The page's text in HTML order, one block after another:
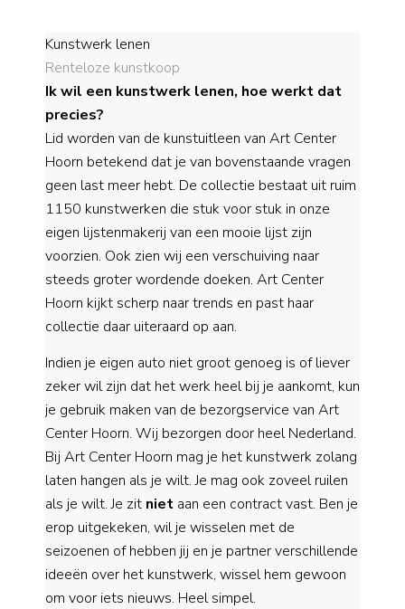
Kunstwerk lenen
Renteloze kunstkoop
Ik wil een kunstwerk lenen, hoe werkt dat
precies?
Lid worden van de kunstuitleen van Art Center
Hoorn betekend dat je van bovenstaande vragen
geen last meer hebt. De collectie bestaat uit ruim
1150 kunstwerken die stuk voor stuk in onze
eigen lijstenmakerij van een mooie lijst zijn
voorzien. Ook zien wij een verschuiving naar
steeds groter wordende doeken. Art Center
Hoorn kijkt scherp naar trends en past haar
collectie daar uiteraard op aan.
Indien je eigen auto niet groot genoeg is of liever
zeker wil zijn dat het werk heel bij je aankomt, kun
je gebruik maken van de bezorgservice van Art
Center Hoorn. Wij bezorgen door heel Nederland.
Bij Art Center Hoorn mag je het kunstwerk zolang
laten hangen als je wilt. Je mag ook zoveel ruilen
als je wilt. Je zit niet aan een contract vast. Ben je
erop uitgekeken, wil je wisselen met de
seizoenen of hebben jij en je partner verschillende
ideeën over het kunstwerk, wissel hem gewoon
om voor iets nieuws. Heel simpel.